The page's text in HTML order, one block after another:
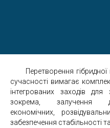
Перетворення
сучасності вимагає
інтегрованих заходів для
зокрема, залучення
економічних,
забезпечення стабільності